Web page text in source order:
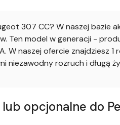
307 CC? W naszej bazie
Ten model w generacji -
W naszej ofercie znajdziesz
rozruch i długą
opcjonalne do